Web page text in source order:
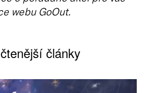
webu GoOut.
články